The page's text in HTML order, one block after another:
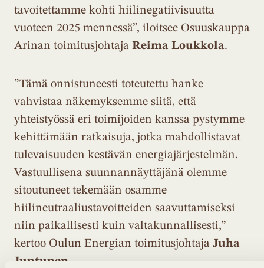
tavoitettamme kohti hiilinegatiivisuutta
vuoteen 2025 mennessä”, iloitsee Osuuskauppa
Arinan toimitusjohtaja Reima Loukkola.
”Tämä onnistuneesti toteutettu hanke
vahvistaa näkemyksemme siitä, että
yhteistyössä eri toimijoiden kanssa pystymme
kehittämään ratkaisuja, jotka mahdollistavat
tulevaisuuden kestävän energiajärjestelmän.
Vastuullisena suunnannäyttäjänä olemme
sitoutuneet tekemään osamme
hiilineutraaliustavoitteiden saavuttamiseksi
niin paikallisesti kuin valtakunnallisesti,”
kertoo Oulun Energian toimitusjohtaja Juha
Juntunen